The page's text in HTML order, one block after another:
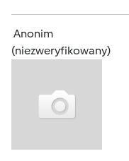
Anonim
(niezweryfikowany)